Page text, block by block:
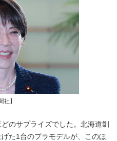
社】
のサプライズでした。北海道釧
た1台のプラモデルが、このほ